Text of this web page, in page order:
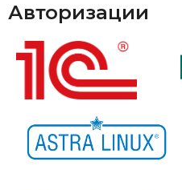
Авторизации